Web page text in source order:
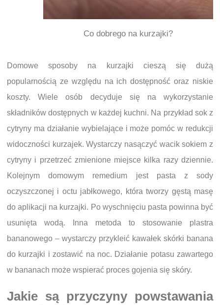
Co dobrego na kurzajki?
Domowe sposoby na kurzajki cieszą się dużą
popularnością ze względu na ich dostępność oraz niskie
koszty. Wiele osób decyduje się na wykorzystanie
składników dostępnych w każdej kuchni. Na przykład sok z
cytryny ma działanie wybielające i może pomóc w redukcji
widoczności kurzajek. Wystarczy nasączyć wacik sokiem z
cytryny i przetrzeć zmienione miejsce kilka razy dziennie.
Kolejnym domowym remedium jest pasta z sody
oczyszczonej i octu jabłkowego, która tworzy gęstą masę
do aplikacji na kurzajki. Po wyschnięciu pasta powinna być
usunięta wodą. Inna metoda to stosowanie plastra
bananowego – wystarczy przykleić kawałek skórki banana
do kurzajki i zostawić na noc. Działanie potasu zawartego
w bananach może wspierać proces gojenia się skóry.
Jakie są przyczyny powstawania